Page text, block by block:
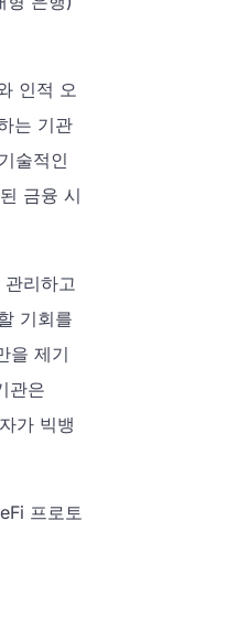
인적 오
는 기관
술적인
금융 시
리하고
기회를
을 제기
관은
가 빅뱅
프로토